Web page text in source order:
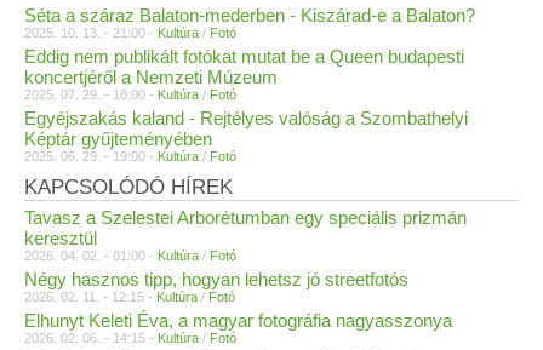
Séta a száraz Balaton-mederben - Kiszárad-e a Balaton?
2025. 10. 13. - 21:00 - Kultúra / Fotó
Eddig nem publikált fotókat mutat be a Queen budapesti
koncertjéről a Nemzeti Múzeum
2025. 07. 29. - 18:00 - Kultúra / Fotó
Egyéjszakás kaland - Rejtélyes valóság a Szombathelyi
Képtár gyűjteményében
2025. 06. 29. - 19:00 - Kultúra / Fotó
KAPCSOLÓDÓ HÍREK
Tavasz a Szelestei Arborétumban egy speciális prizmán
keresztül
2026. 04. 02. - 01:00 - Kultúra / Fotó
Négy hasznos tipp, hogyan lehetsz jó streetfotós
2026. 02. 11. - 12:15 - Kultúra / Fotó
Elhunyt Keleti Éva, a magyar fotográfia nagyasszonya
2026. 02. 06. - 14:15 - Kultúra / Fotó